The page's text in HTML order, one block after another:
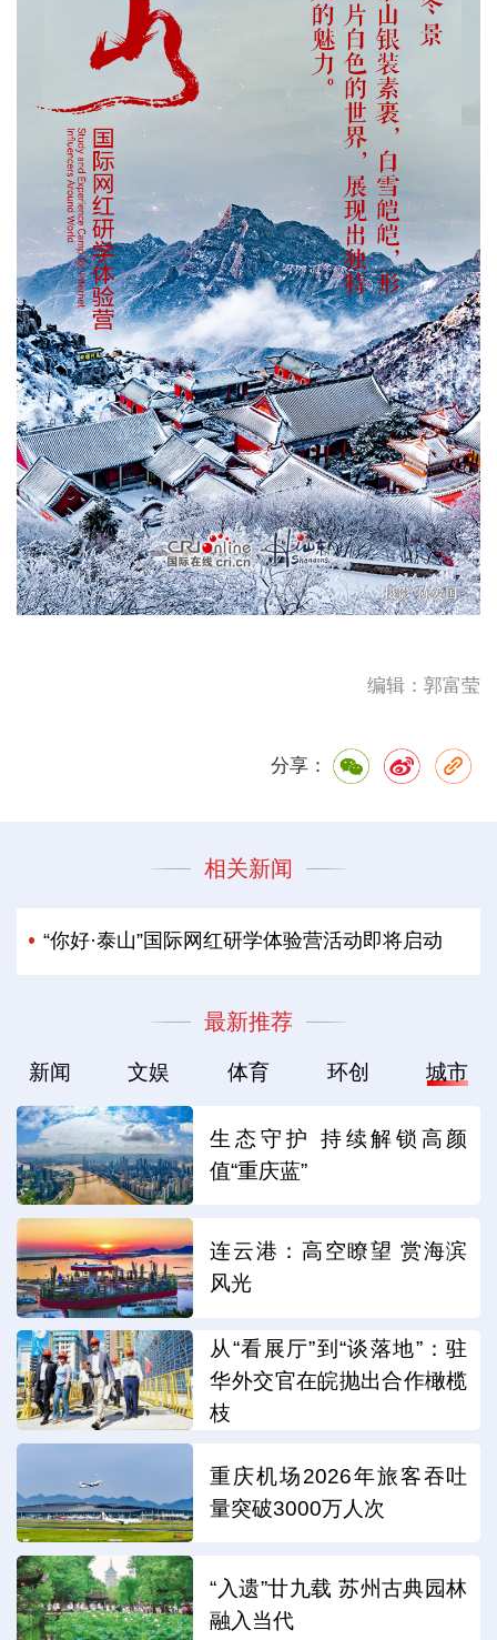
编辑：郭富莹
分享：
相关新闻
“你好·泰山”国际网红研学体验营活动即将启动
最新推荐
新闻 文娱 体育 环创 城市
生态守护 持续解锁高颜
值“重庆蓝”
连云港：高空瞭望 赏海滨
风光
从“看展厅”到“谈落地”：驻
华外交官在皖抛出合作橄榄
枝
重庆机场2026年旅客吞吐
量突破3000万人次
“入遗”廿九载 苏州古典园林
融入当代